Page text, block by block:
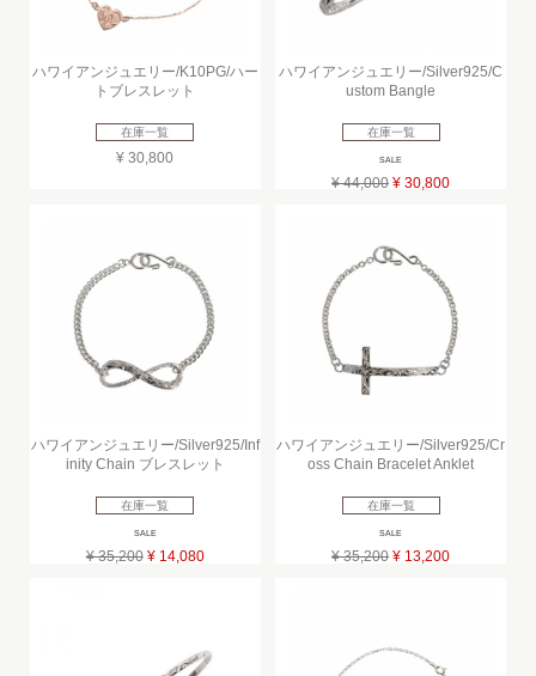
ハワイアンジュエリー/K10PG/ハー
トブレスレット
在庫一覧
¥ 30,800
ハワイアンジュエリー/Silver925/C
ustom Bangle
在庫一覧
SALE
¥ 44,000 ¥ 30,800
ハワイアンジュエリー/Silver925/Inf
inity Chain ブレスレット
在庫一覧
SALE
¥ 35,200 ¥ 14,080
ハワイアンジュエリー/Silver925/Cr
oss Chain Bracelet Anklet
在庫一覧
SALE
¥ 35,200 ¥ 13,200